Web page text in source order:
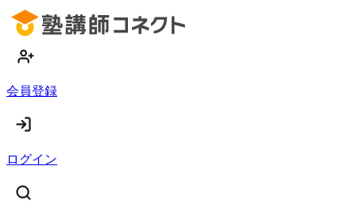
会員登録
ログイン